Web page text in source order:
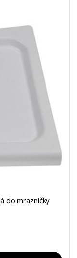
do mrazničky